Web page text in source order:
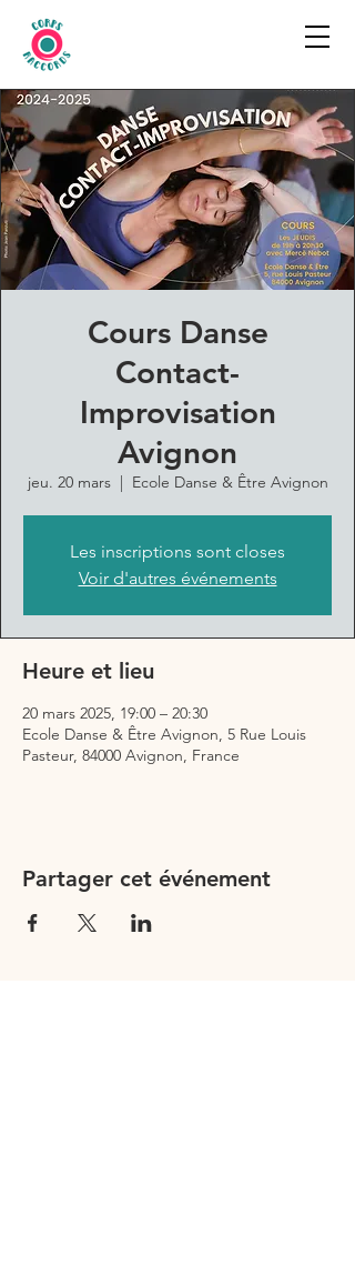
Cours Danse
Contact-
Improvisation
Avignon
jeu. 20 mars
  |
Ecole Danse & Être Avignon
Les inscriptions sont closes
Voir d'autres événements
Heure et lieu
20 mars 2025, 19:00 – 20:30
Ecole Danse & Être Avignon, 5 Rue Louis
Pasteur, 84000 Avignon, France
Partager cet événement